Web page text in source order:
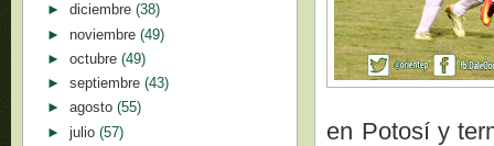
en Potosí y
► diciembre (38)
► noviembre (49)
► octubre (49)
► septiembre (43)
► agosto (55)
► julio (57)